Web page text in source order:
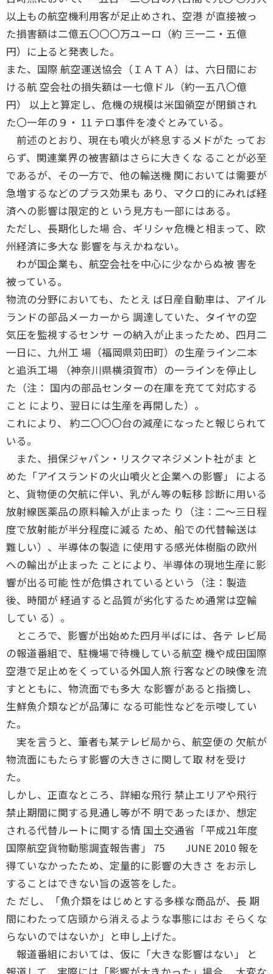
以上もの航空機利用客が足止めされ、空港 が直接被っ
た損害額は二億五〇〇〇万ユーロ（約 三一二・五億
円）に上ると発表した。
また、国際 航空運送協会（ＩＡＴＡ）は、六日間にお
ける航 空会社の損失額は一七億ドル（約一五八〇億
円） 以上と算定し、危機の規模は米国領空が閉鎖され
た〇一年の９・ 11 テロ事件を凌ぐとみている。
前述のとおり、現在も噴火が終息するメドがた ってお
らず、関連業界の被害額はさらに大きくな ることが必至
であるが、その一方で、他の輸送機 関においては需要が
急増するなどのプラス効果も あり、マクロ的にみれば経
済への影響は限定的と いう見方も一部にはある。
ただし、長期化した場 合、ギリシャ危機と相まって、欧
州経済に多大な 影響を与えかねない。
わが国企業も、航空会社を中心に少なからぬ被 害を
被っている。
物流の分野においても、たとえ ば日産自動車は、アイル
ランドの部品メーカーから 調達していた、タイヤの空
気圧を監視するセンサ ーの納入が止まったため、四月二
一日に、九州工 場（福岡県苅田町）の生産ライン二本
と追浜工場 （神奈川県横須賀市）の一ラインを停止し
た（注： 国内の部品センターの在庫を充てて対応する
こと により、翌日には生産を再開した）。
これにより、 約二〇〇〇台の減産になったと報じられて
いる。
また、損保ジャパン・リスクマネジメント社がま と
めた「アイスランドの火山噴火と企業への影響」 による
と、貨物便の欠航に伴い、乳がん等の転移 診断に用いる
放射線医薬品の原料輸入が止まった り（注：二〜三日程
度で放射能が半分程度に減る ため、船での代替輸送は
難しい）、半導体の製造 に使用する感光体樹脂の欧州
への輸出が止まった ことにより、半導体の現地生産に影
響が出る可能 性が危惧されているという（注：製造
後、時間が 経過すると品質が劣化するため通常は空輸
してい る）。
ところで、影響が出始めた四月半ばには、各テ レビ局
の報道番組で、駐機場で待機している航空 機や成田国際
空港で足止めをくっている外国人旅 行客などの映像を流
すとともに、物流面でも多大 な影響があると指摘し、
生鮮魚介類などが品薄に なる可能性などを示唆してい
た。
実を言うと、筆者も某テレビ局から、航空便の 欠航が
物流面にもたらす影響の大きさに関して取 材を受け
た。
しかし、正直なところ、詳細な飛行 禁止エリアや飛行
禁止期間に関する見通し等が不 明であったほか、想定
される代替ルートに関する情 国土交通省「平成21年度
国際航空貨物動態調査報告書」 75 JUNE 2010 報を
得ていなかったため、定量的に影響の大きさ をお示し
することはできない旨の返答をした。
た だし、「魚介類をはじめとする多様な商品が、長 期
間にわたって店頭から消えるような事態にはお そらくな
らないのではないか」と申し上げた。
報道番組においては、仮に「大きな影響はない」 と